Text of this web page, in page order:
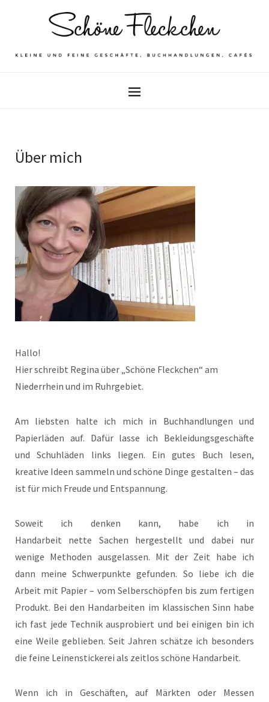
Über mich
Hallo!
Hier schreibt Regina über „Schöne Fleckchen“ am
Niederrhein und im Ruhrgebiet.
Am liebsten halte ich mich in Buchhandlungen und
Papierläden auf. Dafür lasse ich Bekleidungsgeschäfte
und Schuhläden links liegen. Ein gutes Buch lesen,
kreative Ideen sammeln und schöne Dinge gestalten – das
ist für mich Freude und Entspannung.
Soweit ich denken kann, habe ich in
Handarbeit nette Sachen hergestellt und dabei nur
wenige Methoden ausgelassen. Mit der Zeit habe ich
dann meine Schwerpunkte gefunden. So liebe ich die
Arbeit mit Papier – vom Selberschöpfen bis zum fertigen
Produkt. Bei den Handarbeiten im klassischen Sinn habe
ich fast jede Technik ausprobiert und bei einigen bin ich
eine Weile geblieben. Seit Jahren schätze ich besonders
die feine Leinenstickerei als zeitlos schöne Handarbeit.
Wenn ich in Geschäften, auf Märkten oder Messen